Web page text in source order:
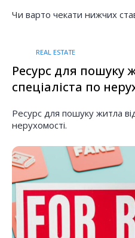
Чи варто чекати нижчих
REAL ESTATE
Ресурс для пошуку
спеціаліста по
Ресурс для пошуку житла
нерухомості.